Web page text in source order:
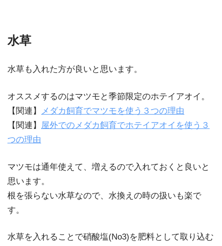
水草
水草も入れた方が良いと思います。
オススメするのはマツモと季節限定のホテイアオイ。
【関連】
メダカ飼育でマツモを使う３つの理由
【関連】 屋外でのメダカ飼育でホテイアオイを使う３
つの理由
マツモは通年使えて、増えるので入れておくと良いと
思います。
根を張らない水草なので、水換えの時の扱いも楽で
す。
水草を入れることで硝酸塩(No3)を肥料として取り込む